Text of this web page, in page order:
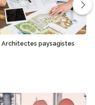
Architectes paysagistes